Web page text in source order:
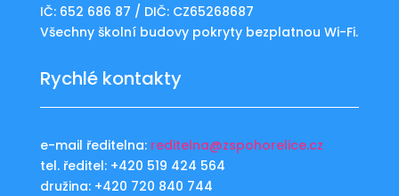
IČ: 652 686 87 / DIČ: CZ65268687
Všechny školní budovy pokryty bezplatnou Wi-Fi.
Rychlé kontakty
e-mail ředitelna: reditelna@zspohorelice.cz
tel. ředitel: +420 519 424 564
družina: +420 720 840 744